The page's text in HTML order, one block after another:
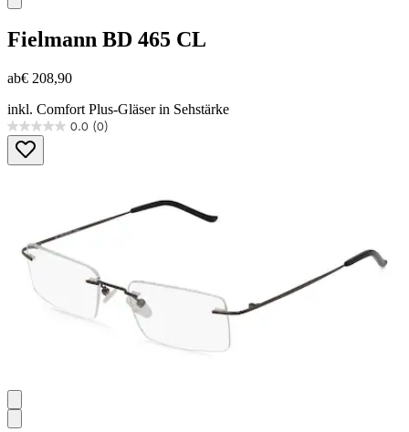
Fielmann BD 465 CL
ab€ 208,90
inkl. Comfort Plus-Gläser in Sehstärke
0.0 (0)
0.0
von
5